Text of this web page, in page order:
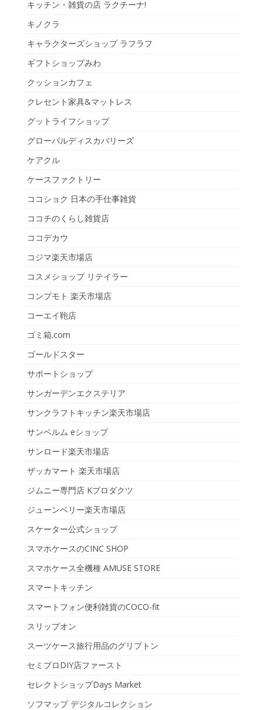
キッチン・雑貨の店 ラクチーナ!
キノクラ
キャラクターズショップ ラフラフ
ギフトショップみわ
クッションカフェ
クレセント家具&マットレス
グットライフショップ
グローバルディスカバリーズ
ケアクル
ケースファクトリー
ココショク 日本の手仕事雑貨
ココチのくらし雑貨店
ココデカウ
コジマ楽天市場店
コスメショップ リテイラー
コンプモト 楽天市場店
コーエイ鞄店
ゴミ箱.com
ゴールドスター
サポートショップ
サンガーデンエクステリア
サンクラフトキッチン楽天市場店
サンベルム eショップ
サンロード楽天市場店
ザッカマート 楽天市場店
ジムニー専門店 Kプロダクツ
ジューンベリー楽天市場店
スケーター公式ショップ
スマホケースのCINC SHOP
スマホケース全機種 AMUSE STORE
スマートキッチン
スマートフォン便利雑貨のCOCO-fit
スリップオン
スーツケース旅行用品のグリプトン
セミプロDIY店ファースト
セレクトショップDays Market
ソフマップ デジタルコレクション